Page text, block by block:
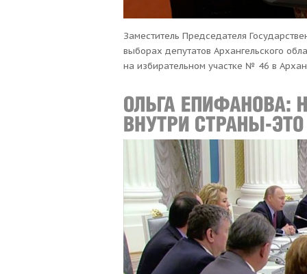
Заместитель Председателя
выборах депутатов Архангельского
на избирательном участке № 46 в
сказала Ольга Епифанова. По словам
острые вопросы. В частности, в
детях войны, ряд [&hellip